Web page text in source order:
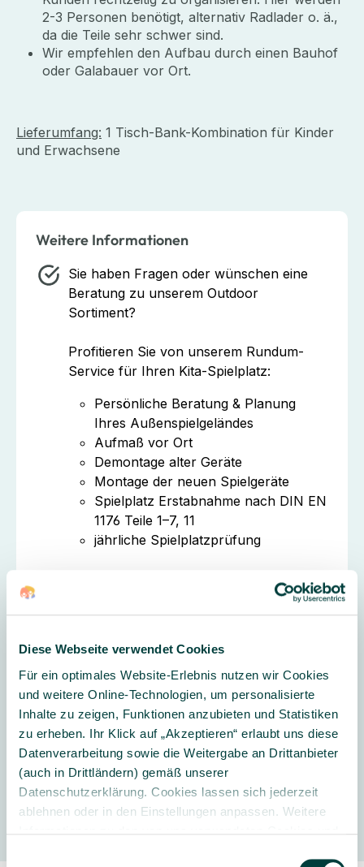
Diese Webseite verwendet Cookies
Für ein optimales Website-Erlebnis nutzen wir Cookies
und weitere Online-Technologien, um personalisierte
Inhalte zu zeigen, Funktionen anzubieten und Statistiken
zu erheben. Ihr Klick auf „Akzeptieren“ erlaubt uns diese
Datenverarbeitung sowie die Weitergabe an Drittanbieter
(auch in Drittländern) gemäß unserer
Datenschutzerklärung. Cookies lassen sich jederzeit
ablehnen oder in den Einstellungen anpassen. Weitere
2-3 Personen benötigt, alternativ Radlader o. ä.,
da die Teile sehr schwer sind.
Wir empfehlen den Aufbau durch einen Bauhof
oder Galabauer vor Ort.
Lieferumfang: 1 Tisch-Bank-Kombination für Kinder
und Erwachsene
Weitere Informationen
Sie haben Fragen oder wünschen eine
Beratung zu unserem Outdoor
Sortiment?
Profitieren Sie von unserem Rundum-
Service für Ihren Kita-Spielplatz:
Persönliche Beratung & Planung
Ihres Außenspielgeländes
Aufmaß vor Ort
Demontage alter Geräte
Montage der neuen Spielgeräte
Spielplatz Erstabnahme nach DIN EN
1176 Teile 1–7, 11
jährliche Spielplatzprüfung
Gerne erstellen wir Ihnen ein individuelles
Geschäftsbedingungen Outdoorspielgeräte zum
Download (PDF)
Hersteller